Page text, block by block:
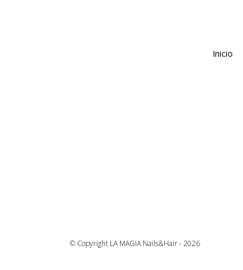
Inicio
© Copyright LA MAGIA Nails&Hair - 2026